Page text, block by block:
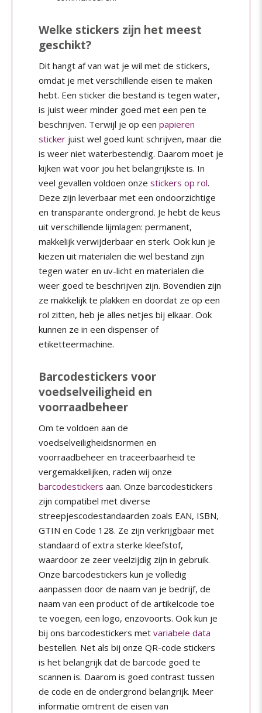
Welke stickers zijn het meest
geschikt?
Dit hangt af van wat je wil met de stickers,
omdat je met verschillende eisen te maken
hebt. Een sticker die bestand is tegen water,
is juist weer minder goed met een pen te
beschrijven. Terwijl je op een papieren
sticker juist wel goed kunt schrijven, maar die
is weer niet waterbestendig. Daarom moet je
kijken wat voor jou het belangrijkste is. In
veel gevallen voldoen onze stickers op rol.
Deze zijn leverbaar met een ondoorzichtige
en transparante ondergrond. Je hebt de keus
uit verschillende lijmlagen: permanent,
makkelijk verwijderbaar en sterk. Ook kun je
kiezen uit materialen die wel bestand zijn
tegen water en uv-licht en materialen die
weer goed te beschrijven zijn. Bovendien zijn
ze makkelijk te plakken en doordat ze op een
rol zitten, heb je alles netjes bij elkaar. Ook
kunnen ze in een dispenser of
etiketteermachine.
Barcodestickers voor
voedselveiligheid en
voorraadbeheer
Om te voldoen aan de
voedselveiligheidsnormen en
voorraadbeheer en traceerbaarheid te
vergemakkelijken, raden wij onze
barcodestickers aan. Onze barcodestickers
zijn compatibel met diverse
streepjescodestandaarden zoals EAN, ISBN,
GTIN en Code 128. Ze zijn verkrijgbaar met
standaard of extra sterke kleefstof,
waardoor ze zeer veelzijdig zijn in gebruik.
Onze barcodestickers kun je volledig
aanpassen door de naam van je bedrijf, de
naam van een product of de artikelcode toe
te voegen, een logo, enzovoorts. Ook kun je
bij ons barcodestickers met variabele data
bestellen. Net als bij onze QR-code stickers
is het belangrijk dat de barcode goed te
scannen is. Daarom is goed contrast tussen
de code en de ondergrond belangrijk. Meer
informatie omtrent de eisen van